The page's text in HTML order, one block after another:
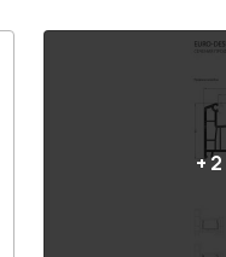
+2